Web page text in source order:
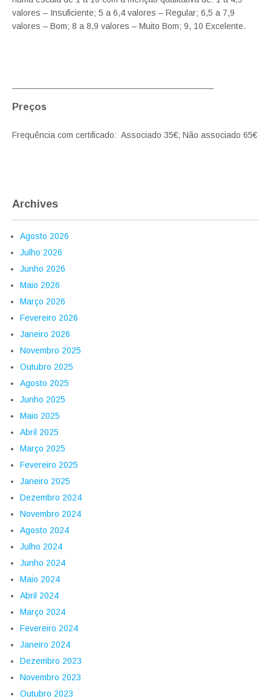
valores – Insuficiente; 5 a 6,4 valores – Regular; 6,5 a 7,9
valores – Bom; 8 a 8,9 valores – Muito Bom; 9, 10 Excelente.
Preços
Frequência com certificado: Associado 35€; Não associado 65€
Archives
Agosto 2026
Julho 2026
Junho 2026
Maio 2026
Março 2026
Fevereiro 2026
Janeiro 2026
Novembro 2025
Outubro 2025
Agosto 2025
Junho 2025
Maio 2025
Abril 2025
Março 2025
Fevereiro 2025
Janeiro 2025
Dezembro 2024
Novembro 2024
Agosto 2024
Julho 2024
Junho 2024
Maio 2024
Abril 2024
Março 2024
Fevereiro 2024
Janeiro 2024
Dezembro 2023
Novembro 2023
Outubro 2023